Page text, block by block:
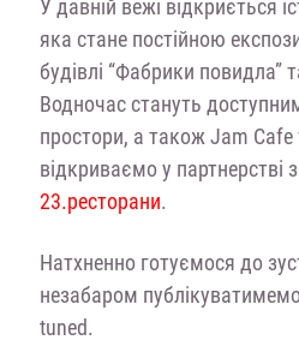
У давній вежі відкриється
яка стане постійною
будівлі “Фабрики повидла”
Водночас стануть
простори, а також Jam Cafe
відкриваємо у партнерстві
23.ресторани.
Натхненно готуємося до
незабаром
tuned.